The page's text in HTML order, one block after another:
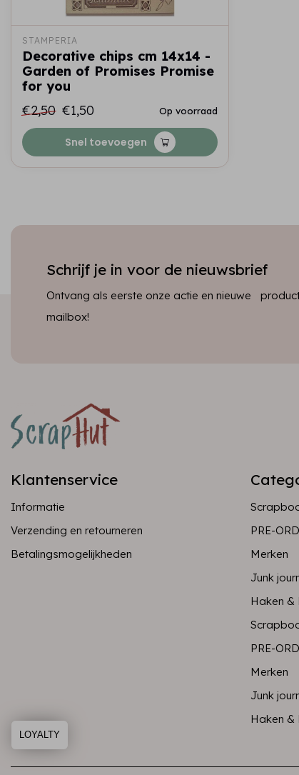
STAMPERIA
Decorative chips cm 14x14 -
Garden of Promises Promise
for you
€2,50 €1,50 Op voorraad
Snel toevoegen
Schrijf je in voor de nieuwsbrief
Ontvang als eerste onze actie en nieuwe
mailbox!
Klantenservice
Informatie
Verzending en retourneren
Betalingsmogelijkheden
PRE-
Merken
Junk
Haken &
PRE-
Merken
Junk
Haken &
LOYALTY